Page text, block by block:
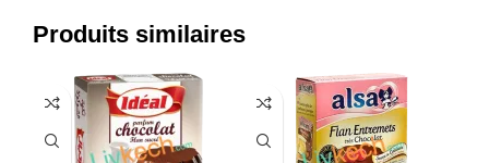
Produits similaires